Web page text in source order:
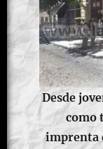
Desde
como
imprenta